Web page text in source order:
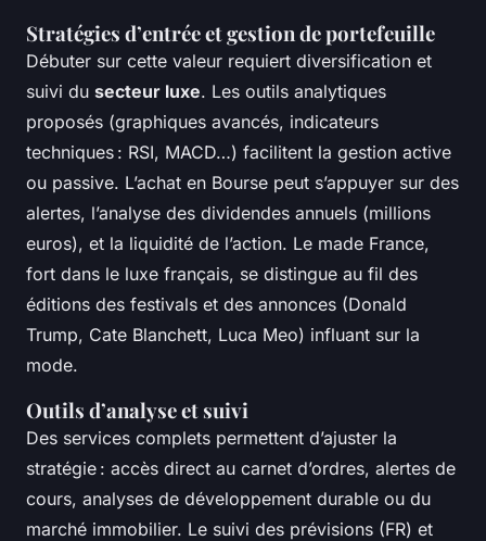
Stratégies d’entrée et gestion de portefeuille
Débuter sur cette valeur requiert diversification et
suivi du secteur luxe. Les outils analytiques
proposés (graphiques avancés, indicateurs
techniques : RSI, MACD…) facilitent la gestion active
ou passive. L’achat en Bourse peut s’appuyer sur des
alertes, l’analyse des dividendes annuels (millions
euros), et la liquidité de l’action. Le made France,
fort dans le luxe français, se distingue au fil des
éditions des festivals et des annonces (Donald
Trump, Cate Blanchett, Luca Meo) influant sur la
mode.
Outils d’analyse et suivi
Des services complets permettent d’ajuster la
stratégie : accès direct au carnet d’ordres, alertes de
cours, analyses de développement durable ou du
marché immobilier. Le suivi des prévisions (FR) et